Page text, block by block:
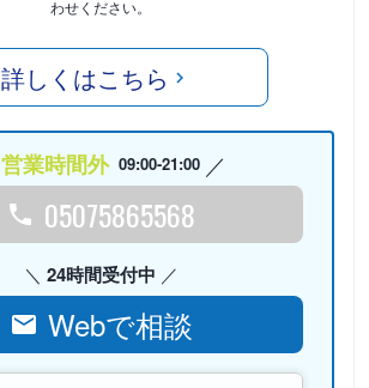
わせください。
詳しくはこちら
営業時間外 09:00-21:00
05075865568
24時間受付中
Webで相談